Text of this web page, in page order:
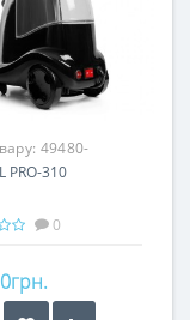
49480-
PRO-310
0